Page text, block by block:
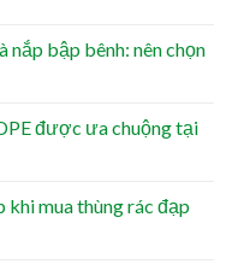
nắp bập bênh: nên chọn
được ưa chuộng tại
mua thùng rác đạp